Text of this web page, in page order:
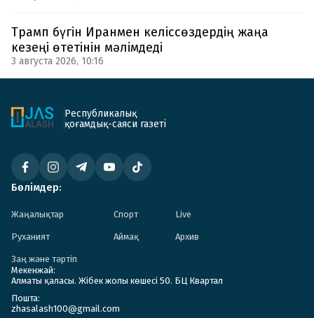
Трамп бүгін Иранмен келіссөздердің жаңа
кезеңі өтетінін мәлімдеді
3 августа 2026, 10:16
Республикалық
қоғамдық-саяси газеті
Бөлімдер:
Жаңалықтар Спорт Live
Руханият Аймақ Архив
Заң және тәртіп
Мекенжай:
Алматы қаласы. Жібек жолы көшесі 50. БЦ Квартал
Пошта:
zhasalash100@gmail.com